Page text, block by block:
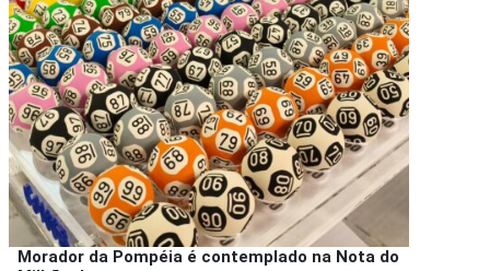
Morador da Pompéia é contemplado na Nota do